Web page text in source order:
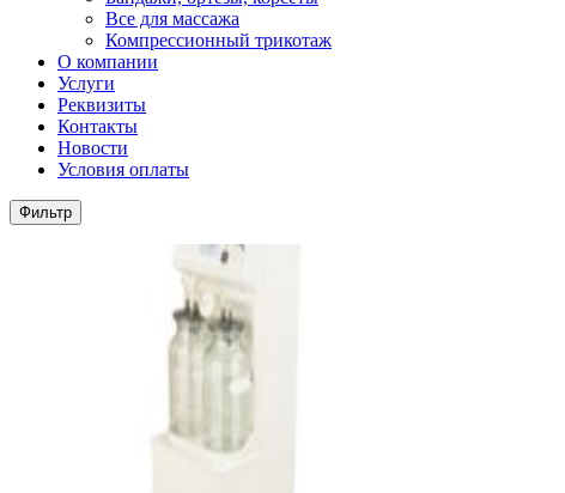
Все для массажа
Компрессионный трикотаж
О компании
Услуги
Реквизиты
Контакты
Новости
Условия оплаты
Фильтр